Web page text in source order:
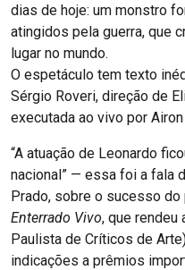
dias de hoje: um monstro
atingidos pela guerra, que
lugar no mundo.
O espetáculo tem texto
Sérgio Roveri, direção de
executada ao vivo por
“A atuação de Leonardo
nacional” — essa foi a fala
Prado, sobre o sucesso
Enterrado Vivo, que rendeu
Paulista de Críticos de
indicações a prêmios